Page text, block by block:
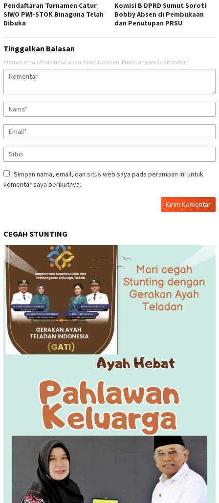
Pendaftaran Turnamen Catur
SIWO PWI-STOK Binaguna Telah
Dibuka
Komisi B DPRD Sumut Soroti
Bobby Absen di Pembukaan
dan Penutupan PRSU
Tinggalkan Balasan
Alamat email Anda tidak akan dipublikasikan. Ruas yang wajib ditandai *
Simpan nama, email, dan situs web saya pada peramban ini untuk
komentar saya berikutnya.
CEGAH STUNTING